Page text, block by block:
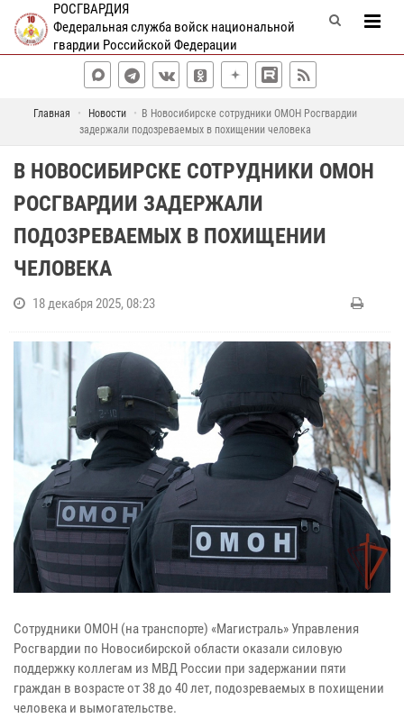
РОСГВАРДИЯ
Федеральная служба войск национальной
гвардии Российской Федерации
Главная Новости
В Новосибирске сотрудники ОМОН Росгвардии
задержали подозреваемых в похищении человека
В НОВОСИБИРСКЕ СОТРУДНИКИ ОМОН
РОСГВАРДИИ ЗАДЕРЖАЛИ
ПОДОЗРЕВАЕМЫХ В ПОХИЩЕНИИ
ЧЕЛОВЕКА
18 декабря 2025, 08:23
Сотрудники ОМОН (на транспорте) «Магистраль» Управления
Росгвардии по Новосибирской области оказали силовую
поддержку коллегам из МВД России при задержании пяти
граждан в возрасте от 38 до 40 лет, подозреваемых в похищении
человека и вымогательстве.